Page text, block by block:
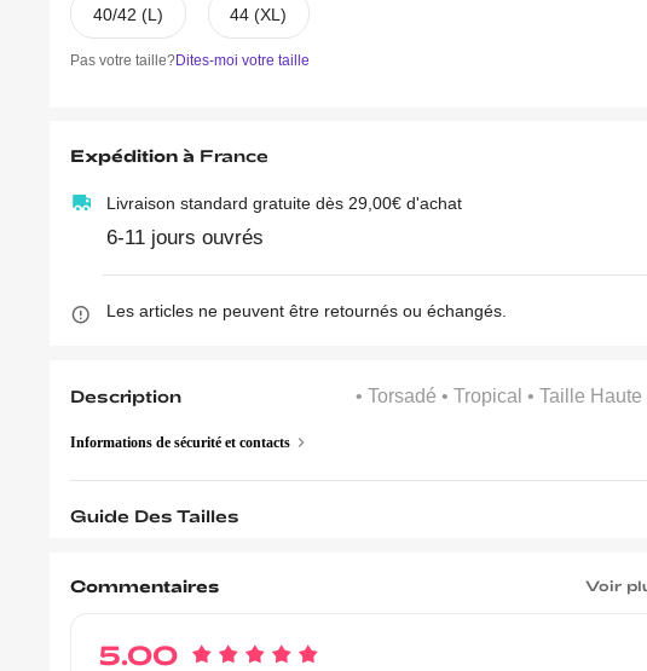
40/42 (L) 44 (XL)
Pas votre taille?Dites-moi votre taille
Expédition à France
Livraison standard gratuite dès 29,00€ d'achat
6-11 jours ouvrés
Les articles ne peuvent être retournés ou échangés.
Description • Torsadé • Tropical • Taille Haute
Informations de sécurité et contacts
Guide Des Tailles
Commentaires Voir
5.00